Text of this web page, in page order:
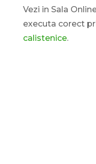
Vezi in Sala
executa corect
calistenice.